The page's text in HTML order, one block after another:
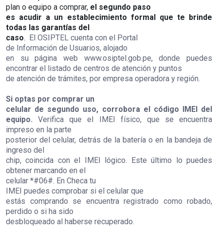
plan o equipo a comprar, el segundo paso
es acudir a un establecimiento formal que te brinde
todas las garantías del
caso. El OSIPTEL cuenta con el Portal
de Información de Usuarios, alojado
en su página web www.osiptel.gob.pe, donde puedes
encontrar el listado de centros de atención y puntos
de atención de trámites, por empresa operadora y región.
Si optas por comprar un
celular de segundo uso, corrobora el código IMEI del
equipo. Verifica que el IMEI físico, que se encuentra
impreso en la parte
posterior del celular, detrás de la batería o en la bandeja de
ingreso del
chip, coincida con el IMEI lógico. Este último lo puedes
obtener marcando en el
celular *#06#. En Checa tu
IMEI puedes comprobar si el celular que
estás comprando se encuentra registrado como robado,
perdido o si ha sido
desbloqueado al haberse recuperado.